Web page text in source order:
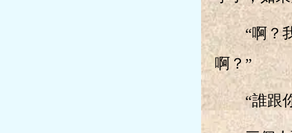
“啊？我
啊？”
“誰跟你